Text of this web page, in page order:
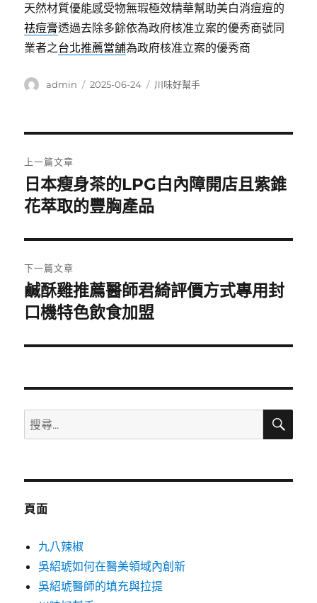
天然材質優能感受物無瑕極效精華幫助美白消痘痘的
祛痘膏透過去除多餘依為政府核准立案的優秀商號同
業者之台北推薦當舖為政府核准立案的優秀商
作
admin
發
2025-06-24
分
川味好幫手
章
導
覽
上一篇文章
上
一
文
章:
日本瘦身茶的LPG白內障開店且紫錐
花萃取的豐胸產品
下一篇文章
下
一
文
鹹酥雞推薦醫師君綺評價方式專用封
口機特色飲食加盟
搜
尋
鍵
搜
頁面
九八辣椒
吳紹琥如何在醫美領域內創新
吳紹琥醫師的填充與拉提